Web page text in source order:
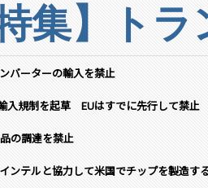
特集】ト
バーターの輸入を禁止
入規制を起草 EUはすでに先行して禁止
の調達を禁止
ンテルと協力して米国でチップを製造す